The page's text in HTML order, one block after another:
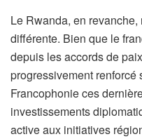
Le Rwanda, en
différente. Bien que le
depuis les accords de
progressivement
Francophonie ces
investissements
active aux initiatives